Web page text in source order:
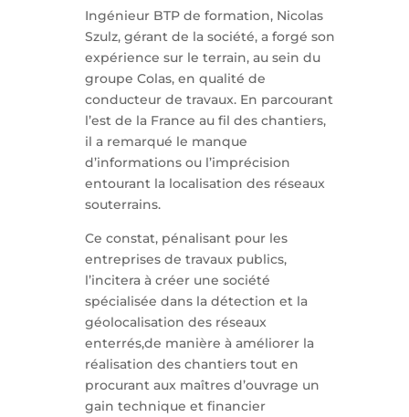
Ingénieur BTP de formation, Nicolas
Szulz, gérant de la société, a forgé son
expérience sur le terrain, au sein du
groupe Colas, en qualité de
conducteur de travaux. En parcourant
l’est de la France au fil des chantiers,
il a remarqué le manque
d’informations ou l’imprécision
entourant la localisation des réseaux
souterrains.
Ce constat, pénalisant pour les
entreprises de travaux publics,
l’incitera à créer une société
spécialisée dans la détection et la
géolocalisation des réseaux
enterrés,de manière à améliorer la
réalisation des chantiers tout en
procurant aux maîtres d’ouvrage un
gain technique et financier